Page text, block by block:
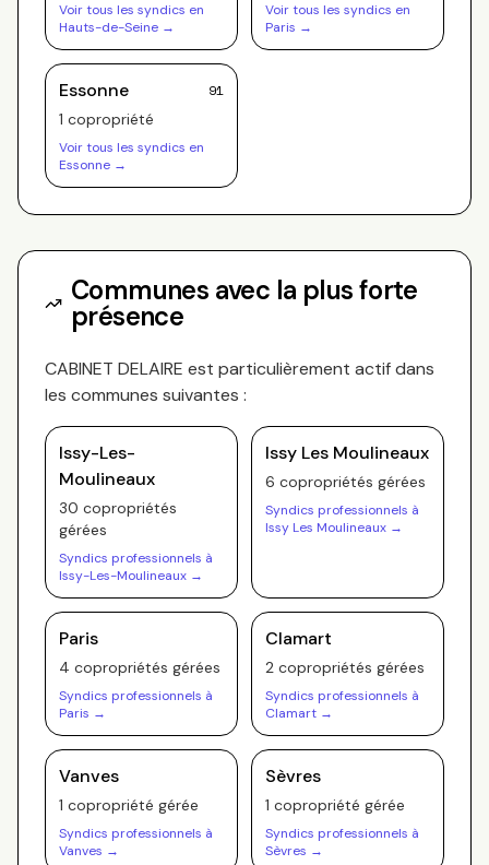
Voir tous les syndics en
Hauts-de-Seine →
Voir tous les syndics en
Paris →
Essonne 91
1 copropriété
Voir tous les syndics en
Essonne →
Communes avec la plus forte
présence
CABINET DELAIRE est particulièrement actif dans
les communes suivantes :
Issy-Les-
Moulineaux
30 copropriétés
gérées
Syndics professionnels à
Issy-Les-Moulineaux →
Issy Les Moulineaux
6 copropriétés gérées
Syndics professionnels à
Issy Les Moulineaux →
Paris
4 copropriétés gérées
Syndics professionnels à
Paris →
Clamart
2 copropriétés gérées
Syndics professionnels à
Clamart →
Vanves
1 copropriété gérée
Syndics professionnels à
Vanves →
Sèvres
1 copropriété gérée
Syndics professionnels à
Sèvres →